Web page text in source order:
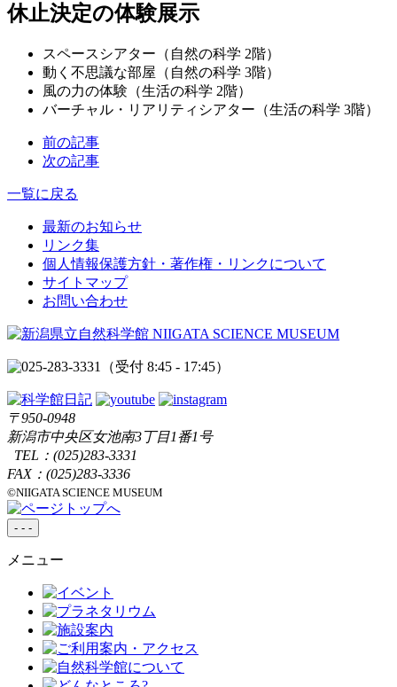
休止決定の体験展示
スペースシアター（自然の科学 2階）
動く不思議な部屋（自然の科学 3階）
風の力の体験（生活の科学 2階）
バーチャル・リアリティシアター（生活の科学 3階）
前の記事
次の記事
一覧に戻る
最新のお知らせ
リンク集
個人情報保護方針・著作権・リンクについて
サイトマップ
お問い合わせ
（受付 8:45 - 17:45）
〒950-0948
新潟市中央区女池南3丁目1番1号
TEL： (025)283-3331
FAX：(025)283-3336
©NIIGATA SCIENCE MUSEUM
- - -
メニュー